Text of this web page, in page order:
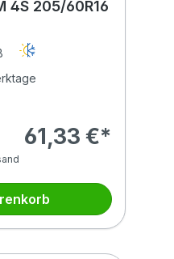
4S 205/60R16
61,33 €*